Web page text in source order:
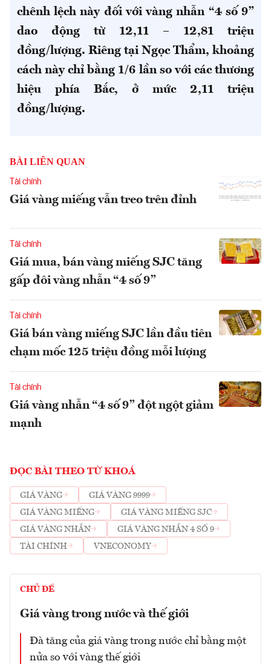
chênh lệch này đối với vàng nhẫn “4 số 9”
dao động từ 12,11 – 12,81 triệu
đồng/lượng. Riêng tại Ngọc Thẩm, khoảng
cách này chỉ bằng 1/6 lần so với các thương
hiệu phía Bắc, ở mức 2,11 triệu
đồng/lượng.
BÀI LIÊN QUAN
Tài chính
Giá vàng miếng vẫn treo trên đỉnh
Tài chính
Giá mua, bán vàng miếng SJC tăng
gấp đôi vàng nhẫn “4 số 9”
Tài chính
Giá bán vàng miếng SJC lần đầu tiên
chạm mốc 125 triệu đồng mỗi lượng
Tài chính
Giá vàng nhẫn “4 số 9” đột ngột giảm
mạnh
ĐỌC BÀI THEO TỪ KHOÁ
GIÁ VÀNG
GIÁ VÀNG 9999
GIÁ VÀNG MIẾNG
GIÁ VÀNG MIẾNG SJC
GIÁ VÀNG NHẪN
GIÁ VÀNG NHẪN 4 SỐ 9
TÀI CHÍNH
VNECONOMY
CHỦ ĐỀ
Giá vàng trong nước và thế giới
Đà tăng của giá vàng trong nước chỉ bằng một
nửa so với vàng thế giới